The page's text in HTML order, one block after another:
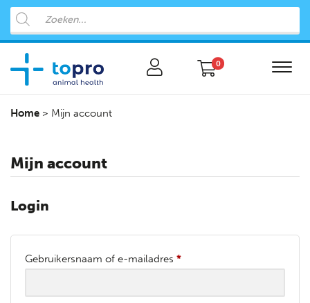
0
Home > Mijn account
Mijn account
Login
Gebruikersnaam of e-mailadres *